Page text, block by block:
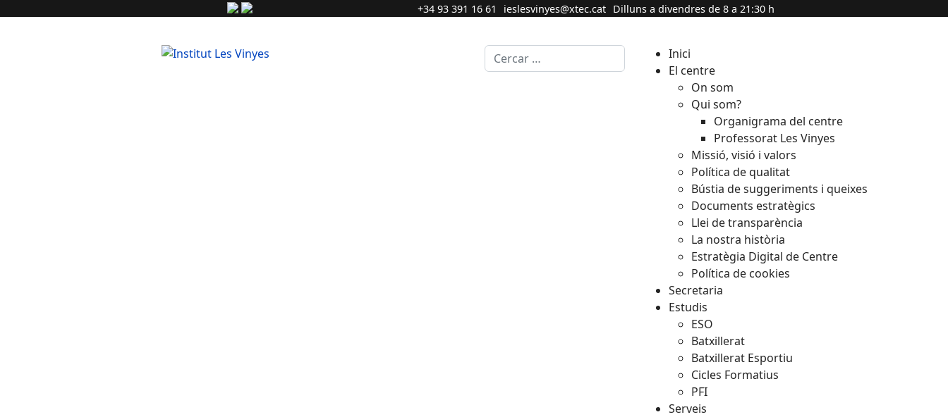
+34 93 391 16 61 ieslesvinyes@xtec.cat Dilluns a divendres de 8 a 21:30 h
Cercar...
Inici
El centre
On som
Qui som?
Organigrama del centre
Professorat Les Vinyes
Missió, visió i valors
Política de qualitat
Bústia de suggeriments i queixes
Documents estratègics
Llei de transparència
La nostra història
Estratègia Digital de Centre
Política de cookies
Secretaria
Estudis
ESO
Batxillerat
Batxillerat Esportiu
Cicles Formatius
PFI
Serveis